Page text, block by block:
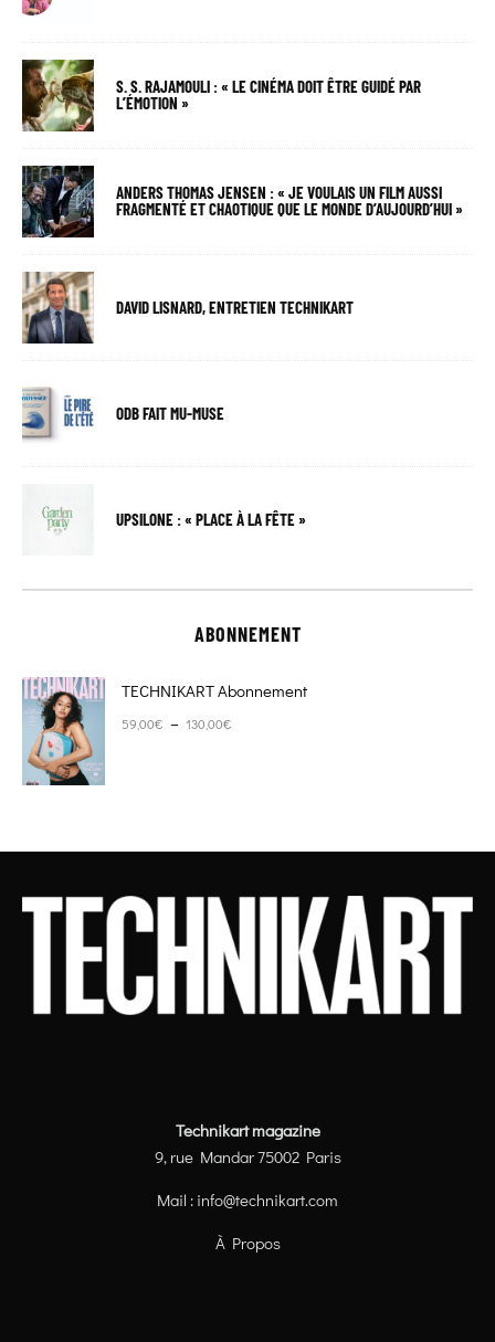
S. S. RAJAMOULI : « LE CINÉMA DOIT ÊTRE GUIDÉ PAR
L’ÉMOTION »
ANDERS THOMAS JENSEN : « JE VOULAIS UN FILM AUSSI
FRAGMENTÉ ET CHAOTIQUE QUE LE MONDE D’AUJOURD’HUI »
DAVID LISNARD, ENTRETIEN TECHNIKART
ODB FAIT MU-MUSE
UPSILONE : « PLACE À LA FÊTE »
ABONNEMENT
TECHNIKART Abonnement
59,00€ – 130,00€
Technikart magazine
9, rue Mandar 75002 Paris
Mail : info@technikart.com
À Propos